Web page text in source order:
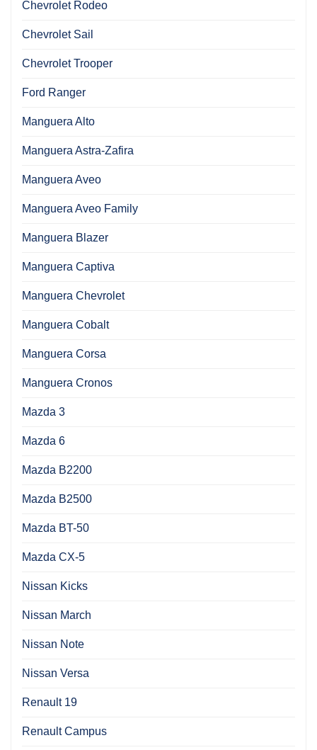
Chevrolet Rodeo
Chevrolet Sail
Chevrolet Trooper
Ford Ranger
Manguera Alto
Manguera Astra-Zafira
Manguera Aveo
Manguera Aveo Family
Manguera Blazer
Manguera Captiva
Manguera Chevrolet
Manguera Cobalt
Manguera Corsa
Manguera Cronos
Mazda 3
Mazda 6
Mazda B2200
Mazda B2500
Mazda BT-50
Mazda CX-5
Nissan Kicks
Nissan March
Nissan Note
Nissan Versa
Renault 19
Renault Campus